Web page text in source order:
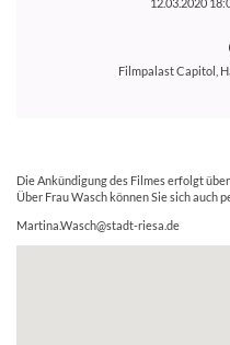
12.03.2020
Filmpalast Capitol,
Die Ankündigung des Filmes erfolgt
Über Frau Wasch können Sie sich auch
Martina.Wasch@stadt-riesa.de